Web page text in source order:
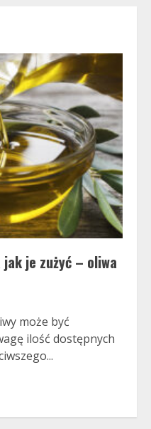
je zużyć – oliwa
może być
ilość dostępnych